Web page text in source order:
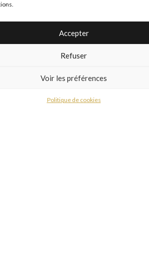
Accepter
Refuser
Voir les préférences
Politique de cookies